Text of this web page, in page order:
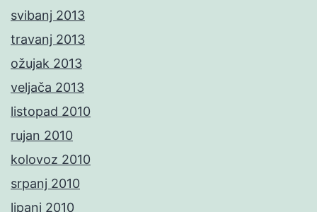
svibanj 2013
travanj 2013
ožujak 2013
veljača 2013
listopad 2010
rujan 2010
kolovoz 2010
srpanj 2010
lipanj 2010